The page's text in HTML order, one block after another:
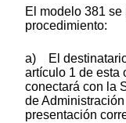
El modelo 381
procedimiento:
a) El destinatario
artículo 1 de esta
conectará con la
de
presentación